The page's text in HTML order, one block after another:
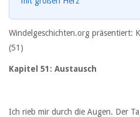
Windelgeschichten.org präsentiert:
(51)
Kapitel 51: Austausch
Ich rieb mir durch die Augen. Der